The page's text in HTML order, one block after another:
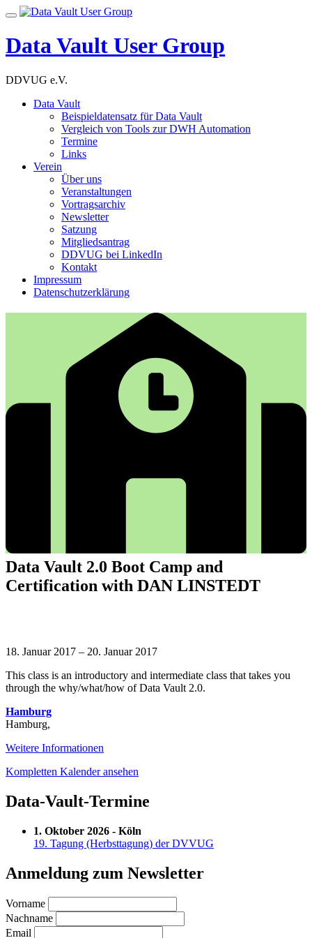
Skip
content
Toggle
Data Vault User Group
DDVUG e.V.
Data Vault
Beispieldatensatz für Data Vault
Vergleich von Tools zur DWH Automation
Termine
Links
Verein
Über uns
Veranstaltungen
Vortragsarchiv
Newsletter
Satzung
Mitgliedsantrag
DDVUG bei LinkedIn
Kontakt
Impressum
Datenschutzerklärung
Data Vault 2.0 Boot Camp and
Certification with DAN LINSTEDT
Vault
Boot
Camp
Certification
with
LINSTEDT
18. Januar 2017 – 20. Januar 2017
This class is an introductory and intermediate class that takes you
through the why/what/how of Data Vault 2.0.
Hamburg
Hamburg,
Weitere Informationen
Kompletten Kalender ansehen
Data-Vault-Termine
1. Oktober 2026 - Köln
19. Tagung (Herbsttagung) der DVVUG
Anmeldung zum Newsletter
Vorname
Nachname
Email